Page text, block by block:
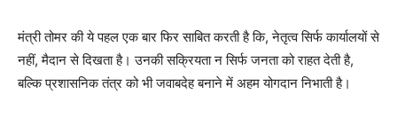
मंत्री तोमर की ये पहल एक बार फिर साबित करती है कि, नेतृत्व सिर्फ कार्यालयों से
नहीं, मैदान से दिखता है। उनकी सक्रियता न सिर्फ जनता को राहत देती है,
बल्कि प्रशासनिक तंत्र को भी जवाबदेह बनाने में अहम योगदान निभाती है।